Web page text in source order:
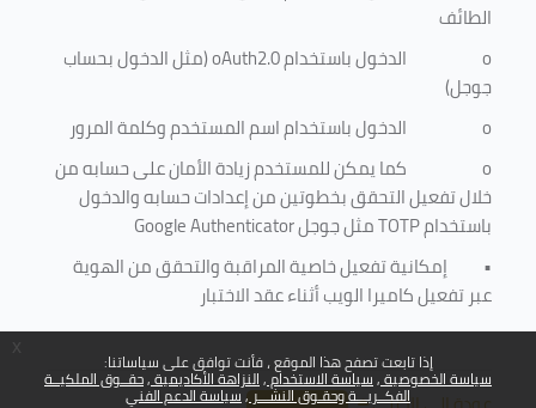
إذا تابعت تصفح هذا الموقع ، فأنت توافق على سياساتنا:
سياسة الخصوصية سياسة الاستخدام النزاهة الأكاديمية حقــوق الملكيــة
الفكــريـــة وحقـوق النشـــر سياسة الدعم الفني
الطائف
o
الدخول باستخدامoAuth2.0(مثل الدخول بحساب
جوجل)
o
الدخول باستخدام اسم المستخدم وكلمة المرور
o
كما يمكن للمستخدم زيادة الأمان على حسابه من
خلال تفعيل التحقق بخطوتين من إعدادات حسابه والدخول
باستخدامTOTPمثل جوجلGoogle Authenticator
• إمكانية تفعيل خاصية المراقبة والتحقق من الهوية
عبر تفعيل كاميرا الويب أثناء عقد الاختبار